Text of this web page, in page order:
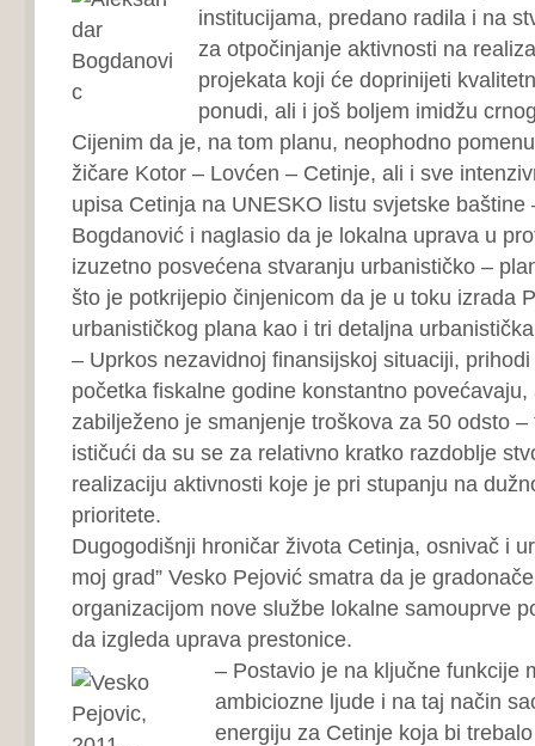
institucijama, predano radila i na
za otpočinjanje aktivnosti na
projekata koji će doprinijeti
ponudi, ali i još boljem imidžu
Cijenim da je, na tom planu, neophodno
žičare Kotor – Lovćen – Cetinje, ali i sve
upisa Cetinja na UNESKO listu svjetske baštine
Bogdanović i naglasio da je lokalna uprava u
izuzetno posvećena stvaranju urbanističko –
što je potkrijepio činjenicom da je u toku izrada
urbanističkog plana kao i tri detaljna
– Uprkos nezavidnoj finansijskoj situaciji,
početka fiskalne godine konstantno
zabilježeno je smanjenje troškova za 50 odsto
ističući da su se za relativno kratko razdoblje
realizaciju aktivnosti koje je pri stupanju na
prioritete.
Dugogodišnji hroničar života Cetinja, osnivač i
moj grad” Vesko Pejović smatra da je
organizacijom nove službe lokalne samouprve
da izgleda uprava prestonice.
– Postavio je na ključne funkcije
ambiciozne ljude i na taj način
energiju za Cetinje koja bi